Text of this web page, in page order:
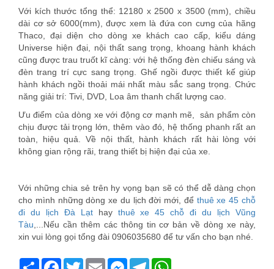
Với kích thước tổng thể: 12180 x 2500 x 3500 (mm), chiều
dài cơ sở 6000(mm), được xem là đứa con cưng của hãng
Thaco, đại diện cho dòng xe khách cao cấp, kiểu dáng
Universe hiện đại, nội thất sang trọng, khoang hành khách
cũng được trau truốt kĩ càng: với hệ thống đèn chiếu sáng và
đèn trang trí cực sang trọng. Ghế ngồi được thiết kế giúp
hành khách ngồi thoải mái nhất màu sắc sang trọng. Chức
năng giải trí: Tivi, DVD, Loa âm thanh chất lượng cao.
Ưu điểm của dòng xe với động cơ mạnh mẽ, sản phẩm còn
chịu được tải trọng lớn, thêm vào đó, hệ thống phanh rất an
toàn, hiệu quả. Về nội thất, hành khách rất hài lòng với
không gian rộng rãi, trang thiết bị hiện đại của xe.
Với những chia sẻ trên hy vọng bạn sẽ có thể dễ dàng chọn
cho mình những dòng xe du lịch đời mới, để thuê xe 45 chỗ
đi du lịch Đà Lạthay thuê xe 45 chỗ đi du lịch Vũng
Tàu ,...Nếu cần thêm các thông tin cơ bản về dòng xe này,
xin vui lòng gọi tổng đài 0906035680 để tư vấn cho bạn nhé.
Share Facebook
TwitterEmail Messenger
Telegram